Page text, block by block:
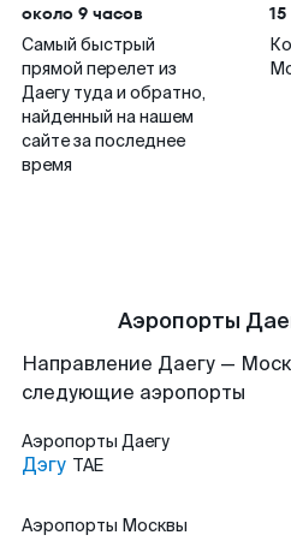
около 9 часов
Самый быстрый
прямой перелет из
Даегу туда и обратно,
найденный на нашем
сайте за последнее
время
15
Аэропорты
Направление Даегу —
следующие аэропорты
Аэропорты Даегу
Дэгу TAE
Аэропорты Москвы